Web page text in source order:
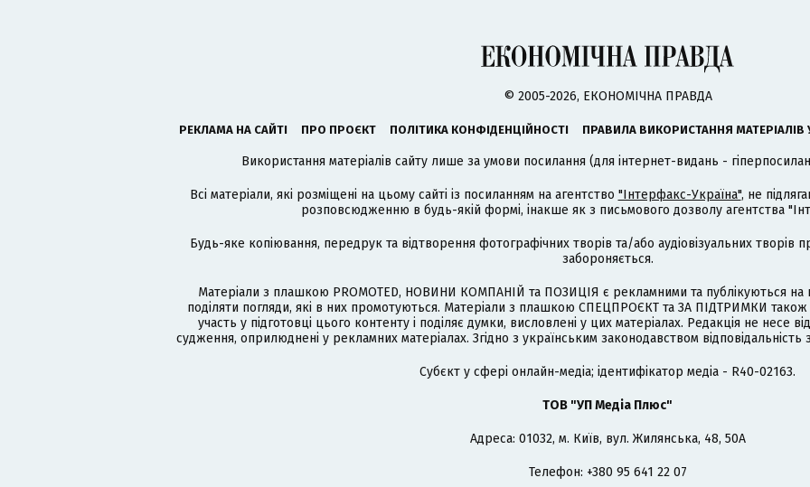
© 2005-2026, ЕКОНОМІЧНА ПРАВДА
РЕКЛАМА НА САЙТІ ПРО ПРОЄКТ ПОЛІТИКА КОНФІДЕНЦІЙНОСТІ ПРАВИЛА ВИКОРИСТАННЯ МАТЕРІАЛІВ
Використання матеріалів сайту лише за умови посилання (для інтернет-видань -
Всі матеріали, які розміщені на цьому сайті із посиланням на агентство "Інтерфакс-Україна", не
розповсюдженню в будь-якій формі, інакше як з письмового дозволу агентства
Будь-яке копіювання, передрук та відтворення фотографічних творів та/або аудіовізуальних
забороняється.
Матеріали з плашкою PROMOTED, НОВИНИ КОМПАНІЙ та ПОЗИЦІЯ є рекламними та публікуються на
поділяти погляди, які в них промотуються. Матеріали з плашкою СПЕЦПРОЄКТ та ЗА ПІДТРИМКИ
участь у підготовці цього контенту і поділяє думки, висловлені у цих матеріалах. Редакція не несе
судження, оприлюднені у рекламних матеріалах. Згідно з українським законодавством
Cубєкт у сфері онлайн-медіа; ідентифікатор медіа - R40-02163.
ТОВ "УП Медіа Плюс"
Адреса: 01032, м. Київ, вул. Жилянська, 48, 50А
Телефон: +380 95 641 22 07